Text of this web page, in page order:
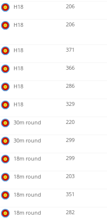
H18 206
H18 206
H18 371
H18 366
H18 286
H18 329
30m round 220
30m round 299
18m round 299
18m round 203
18m round 351
18m round 282